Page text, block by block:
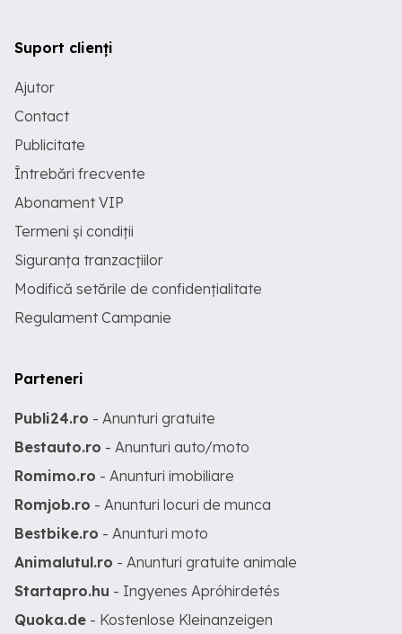
Suport clienți
Ajutor
Contact
Publicitate
Întrebări frecvente
Abonament VIP
Termeni și condiții
Siguranța tranzacțiilor
Modifică setările de confidențialitate
Regulament Campanie
Parteneri
Publi24.ro - Anunturi gratuite
Bestauto.ro - Anunturi auto/moto
Romimo.ro - Anunturi imobiliare
Romjob.ro - Anunturi locuri de munca
Bestbike.ro - Anunturi moto
Animalutul.ro - Anunturi gratuite animale
Startapro.hu - Ingyenes Apróhirdetés
Quoka.de - Kostenlose Kleinanzeigen